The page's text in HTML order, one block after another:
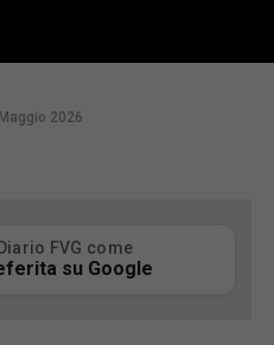
2026
FVG come
su Google